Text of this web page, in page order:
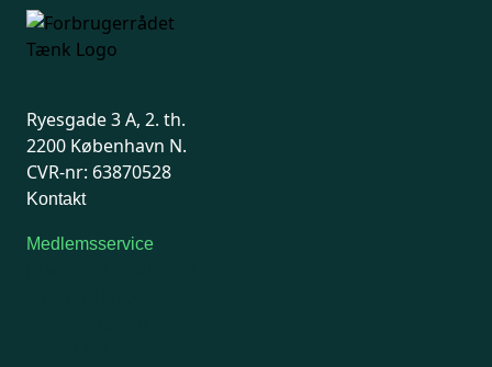
Ryesgade 3 A, 2. th.
2200 København N.
CVR-nr: 63870528
Kontakt
Medlemsservice